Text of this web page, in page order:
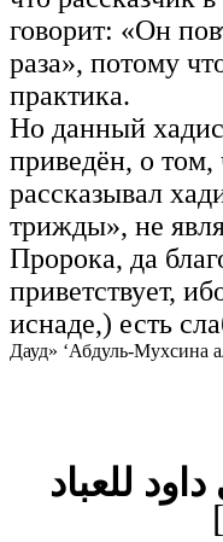
говорит: «Он
раза», потому
практика.
Но данный
приведён, о том,
рассказывал
трижды», не
Пророка, да
приветствует,
иснаде,) есть
Дауд» ‘Абдуль-Мухсина
للعباد